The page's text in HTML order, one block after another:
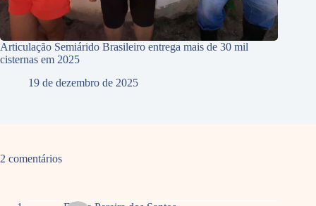
Articulação Semiárido Brasileiro entrega mais de 30 mil
cisternas em 2025
19 de dezembro de 2025
2 comentários